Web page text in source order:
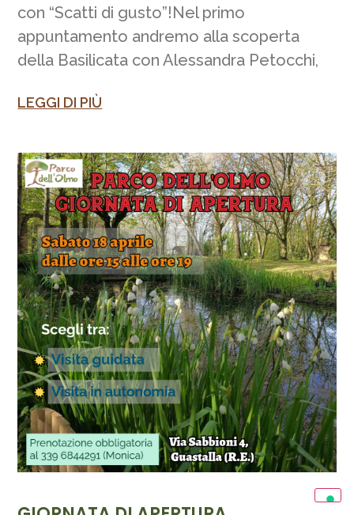
con “Scatti di gusto”!Nel primo
appuntamento andremo alla scoperta
della Basilicata con Alessandra Petocchi,
LEGGI DI PIÙ